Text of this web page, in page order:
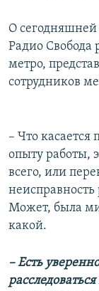
О
Радио Свобода
метро,
сотрудников
– Что
опыту работы,
всего, или
Может, была
какой.
– Есть